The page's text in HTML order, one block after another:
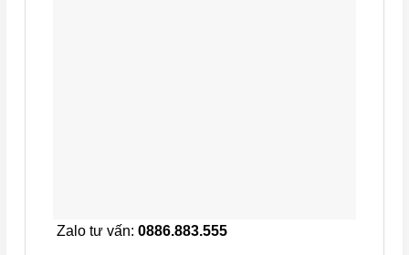
Zalo tư vấn: 0886.883.555